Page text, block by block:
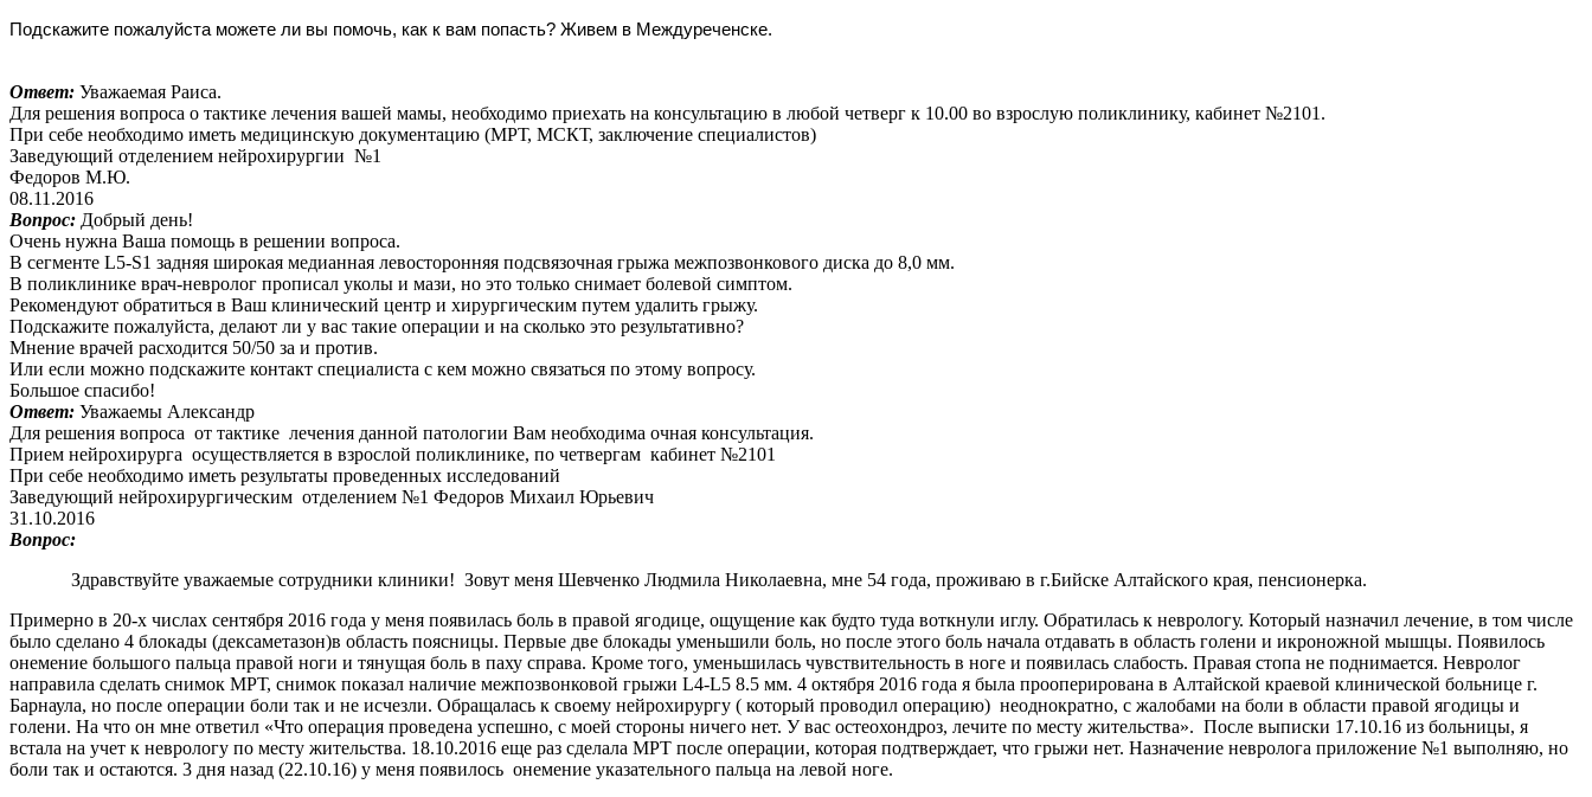
Подскажите пожалуйста можете ли вы помочь, как к вам попасть? Живем в Междуреченске.
Ответ: Уважаемая Раиса.
Для решения вопроса о тактике лечения вашей мамы, необходимо приехать на консультацию в любой четверг к 10.00 во взрослую поликлинику, кабинет №2101.
При себе необходимо иметь медицинскую документацию (МРТ, МСКТ, заключение специалистов)
Заведующий отделением нейрохирургии №1
Федоров М.Ю.
08.11.2016
Вопрос: Добрый день!
Очень нужна Ваша помощь в решении вопроса.
В сегменте L5-S1 задняя широкая медианная левосторонняя подсвязочная грыжа межпозвонкового диска до 8,0 мм.
В поликлинике врач-невролог прописал уколы и мази, но это только снимает болевой симптом.
Рекомендуют обратиться в Ваш клинический центр и хирургическим путем удалить грыжу.
Подскажите пожалуйста, делают ли у вас такие операции и на сколько это результативно?
Мнение врачей расходится 50/50 за и против.
Или если можно подскажите контакт специалиста с кем можно связаться по этому вопросу.
Большое спасибо!
Ответ: Уважаемы Александр
Для решения вопроса от тактике лечения данной патологии Вам необходима очная консультация.
Прием нейрохирурга осуществляется в взрослой поликлинике, по четвергам кабинет №2101
При себе необходимо иметь результаты проведенных исследований
Заведующий нейрохирургическим отделением №1 Федоров Михаил Юрьевич
31.10.2016
Вопрос:
Здравствуйте уважаемые сотрудники клиники! Зовут меня Шевченко Людмила Николаевна, мне 54 года, проживаю в г.Бийске Алтайского края, пенсионерка.
Примерно в 20-х числах сентября 2016 года у меня появилась боль в правой ягодице, ощущение как будто туда воткнули иглу. Обратилась к неврологу. Который назначил лечение, в том числе
было сделано 4 блокады (дексаметазон)в область поясницы. Первые две блокады уменьшили боль, но после этого боль начала отдавать в область голени и икроножной мышцы. Появилось
онемение большого пальца правой ноги и тянущая боль в паху справа. Кроме того, уменьшилась чувствительность в ноге и появилась слабость. Правая стопа не поднимается. Невролог
направила сделать снимок МРТ, снимок показал наличие межпозвонковой грыжи L4-L5 8.5 мм. 4 октября 2016 года я была прооперирована в Алтайской краевой клинической больнице г.
Барнаула, но после операции боли так и не исчезли. Обращалась к своему нейрохирургу ( который проводил операцию) неоднократно, с жалобами на боли в области правой ягодицы и
голени. На что он мне ответил «Что операция проведена успешно, с моей стороны ничего нет. У вас остеохондроз, лечите по месту жительства». После выписки 17.10.16 из больницы, я
встала на учет к неврологу по месту жительства. 18.10.2016 еще раз сделала МРТ после операции, которая подтверждает, что грыжи нет. Назначение невролога приложение №1 выполняю, но
боли так и остаются. 3 дня назад (22.10.16) у меня появилось онемение указательного пальца на левой ноге.